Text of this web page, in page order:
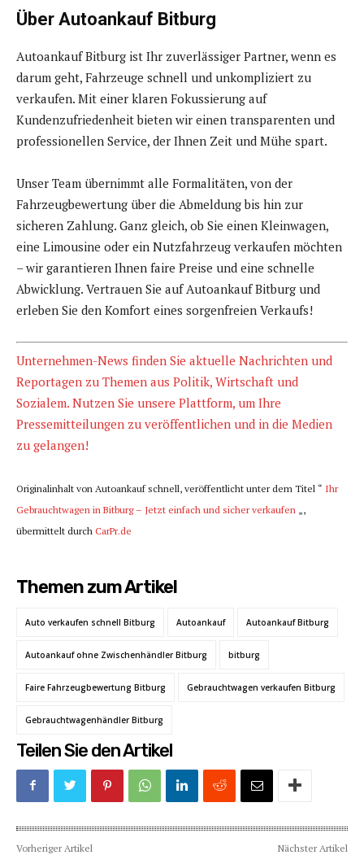
Über Autoankauf Bitburg
Autoankauf Bitburg ist Ihr zuverlässiger Partner, wenn es
darum geht, Fahrzeuge schnell und unkompliziert zu
verkaufen. Mit einer klaren Fokussierung auf
Kundenzufriedenheit bieten wir einen transparenten und
professionellen Service, der Ihnen Zeit und Mühe spart.
Unser Team übernimmt alle Formalitäten, von der
Fahrzeugbewertung über die Abmeldung bis hin zur
sicheren Zahlung. Ganz gleich, ob Sie einen Kleinwagen,
eine Limousine oder ein Nutzfahrzeug verkaufen möchten
– wir garantieren Ihnen faire Preise und eine schnelle
Abwicklung. Vertrauen Sie auf Autoankauf Bitburg und
erleben Sie den Komfort eines sorgenfreien Verkaufs!
Unternehmen-News finden Sie aktuelle Nachrichten und
Reportagen zu Themen aus Politik, Wirtschaft und
Sozialem. Nutzen Sie unsere Plattform, um Ihre
Pressemitteilungen zu veröffentlichen und in die Medien
zu gelangen!
Originalinhalt von Autoankauf schnell, veröffentlicht unter dem Titel “ Ihr
Gebrauchtwagen in Bitburg – Jetzt einfach und sicher verkaufen „,
übermittelt durch CarPr.de
Themen zum Artikel
Auto verkaufen schnell Bitburg Autoankauf Autoankauf Bitburg
Autoankauf ohne Zwischenhändler Bitburg bitburg
Faire Fahrzeugbewertung Bitburg Gebrauchtwagen verkaufen Bitburg
Gebrauchtwagenhändler Bitburg
Teilen Sie den Artikel
Vorheriger Artikel Nächster Artikel